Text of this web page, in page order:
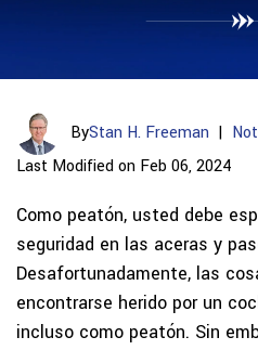
ByStan H. Freeman |
Last Modified on Feb 06, 2024
Como peatón, usted debe
seguridad en las aceras y
Desafortunadamente, las
encontrarse herido por un
incluso como peatón. Sin